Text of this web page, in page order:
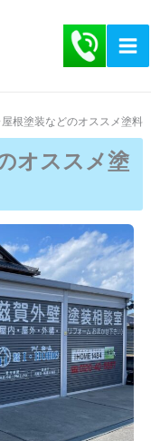
屋根塗装などのオススメ塗料
オススメ塗